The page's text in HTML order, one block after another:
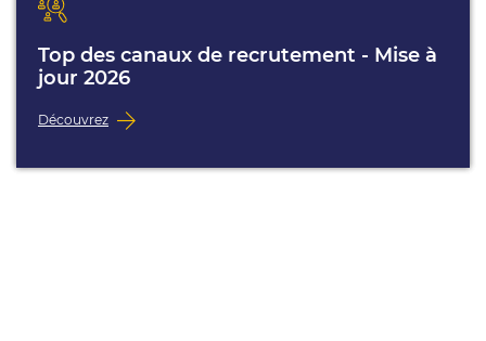
Top des canaux de recrutement - Mise à
jour 2026
Découvrez